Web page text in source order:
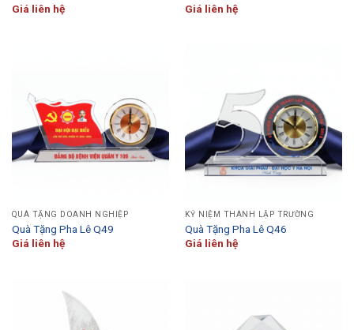
Giá liên hệ
Giá liên hệ
QUÀ TẶNG DOANH NGHIỆP
Quà Tặng Pha Lê Q49
Giá liên hệ
KỶ NIỆM THÀNH LẬP TRƯỜNG
Quà Tặng Pha Lê Q46
Giá liên hệ